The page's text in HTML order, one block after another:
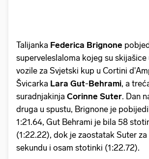
Talijanka Federica Brignone
superveleslaloma kojeg su skijašice
vozile za Svjetski kup u Cortini
Švicarka Lara Gut-Behrami, a
suradnjakinja Corinne Suter. Dan
druga u spustu, Brignone je
1:21.64, Gut Behrami je bila 58
(1:22.22), dok je zaostatak Suter
sekundu i osam stotinki (1:22.72).